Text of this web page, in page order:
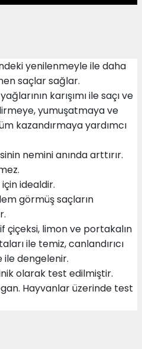
yenilenmeyle ile daha
saçlar sağlar.
karışımı ile saçı ve
yumuşatmaya ve
kazandırmaya yardımcı
nemini anında arttırır.
idealdir.
görmüş saçların
çiçeksi, limon ve portakalın
ile temiz, canlandırıcı
dengelenir.
olarak test edilmiştir.
Hayvanlar üzerinde test